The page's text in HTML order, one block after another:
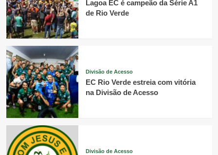
Lagoa EC é campeão da Série A1
de Rio Verde
Divisão de Acesso
EC Rio Verde estreia com vitória
na Divisão de Acesso
Divisão de Acesso